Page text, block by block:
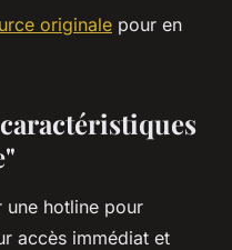
originale pour en
une hotline pour
accès immédiat et